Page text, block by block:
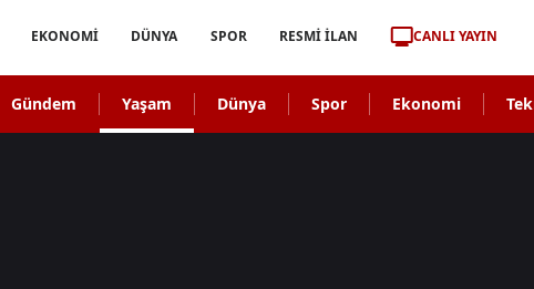
EKONOMİ DÜNYA SPOR RESMİ İLAN CANLI YAYIN
Gündem Yaşam Dünya Spor Ekonomi